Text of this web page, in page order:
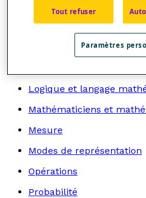
Algèbre
Arithmétique
Logique et langage
Mathématiciens et
Mesure
Modes de représentation
Opérations
Probabilité
Tout refuser
Paramètres